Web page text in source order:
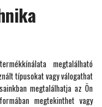
megtalálható
típusokat vagy válogathat
megtalálhatja az Ön
megtekinthet vagy